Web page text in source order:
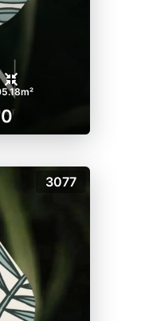
atividades;
decorados
com vista
piso rápido;
lúdicos e
3077